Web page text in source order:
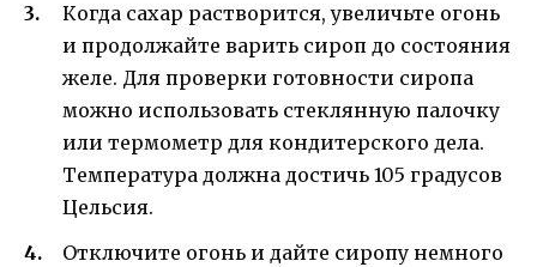
Когда сахар растворится, увеличьте огонь
и продолжайте варить сироп до состояния
желе. Для проверки готовности сиропа
можно использовать стеклянную палочку
или термометр для кондитерского дела.
Температура должна достичь 105 градусов
Цельсия.
Отключите огонь и дайте сиропу немного